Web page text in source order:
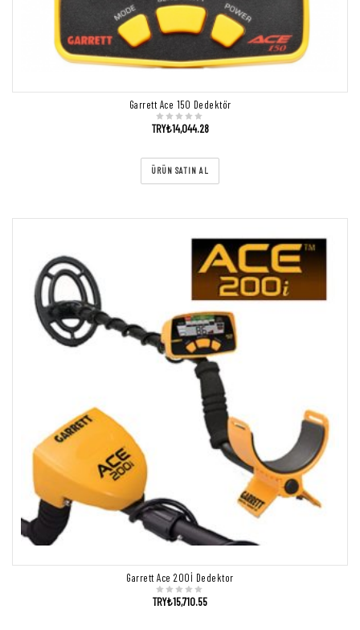
Garrett Ace 150 Dedektör
TRY₺14,044.28
ÜRÜN SATIN AL
Garrett Ace 200İ Dedektor
TRY₺15,710.55